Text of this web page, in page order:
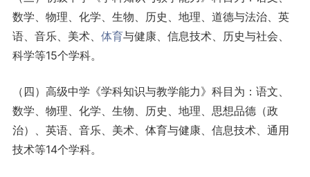
数学、物理、化学、生物、历史、地理、道德与法治、英
语、音乐、美术、 体育与健康、信息技术、历史与社会、
科学等15个学科。
（四）高级中学《学科知识与教学能力》科目为：语文、
数学、物理、化学、生物、历史、地理、思想品德（政
治）、英语、音乐、美术、体育与健康、信息技术、通用
技术等14个学科。